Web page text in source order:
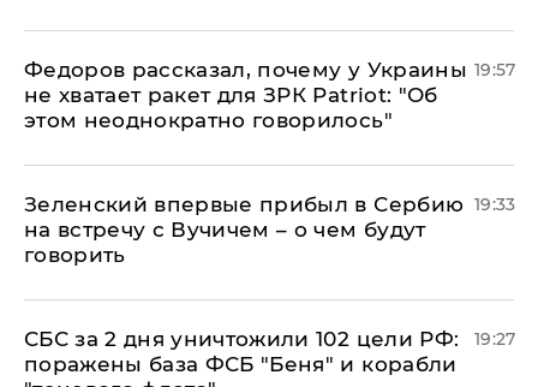
Федоров рассказал, почему у Украины
не хватает ракет для ЗРК Patriot: "Об
этом неоднократно говорилось"
19:57
Зеленский впервые прибыл в Сербию
на встречу с Вучичем – о чем будут
говорить
19:33
СБС за 2 дня уничтожили 102 цели РФ:
поражены база ФСБ "Беня" и корабли
19:27